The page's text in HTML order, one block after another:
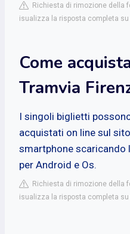
Richiesta di rimozione della
isualizza la risposta completa
Come
Tramvia
I singoli biglietti
acquistati on line sul
smartphone scaricando
per Android e Os.
Richiesta di rimozione della
isualizza la risposta completa